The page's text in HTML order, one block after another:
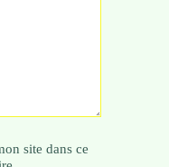
site dans ce